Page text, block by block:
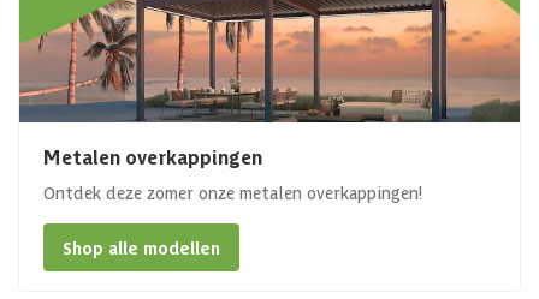
Metalen overkappingen
Ontdek deze zomer onze metalen overkappingen!
Shop alle modellen